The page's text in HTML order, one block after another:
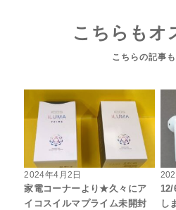
こちらもオ
2024年4月2日
家電コーナーより★久々にア
イコスイルマプライム未開封
し